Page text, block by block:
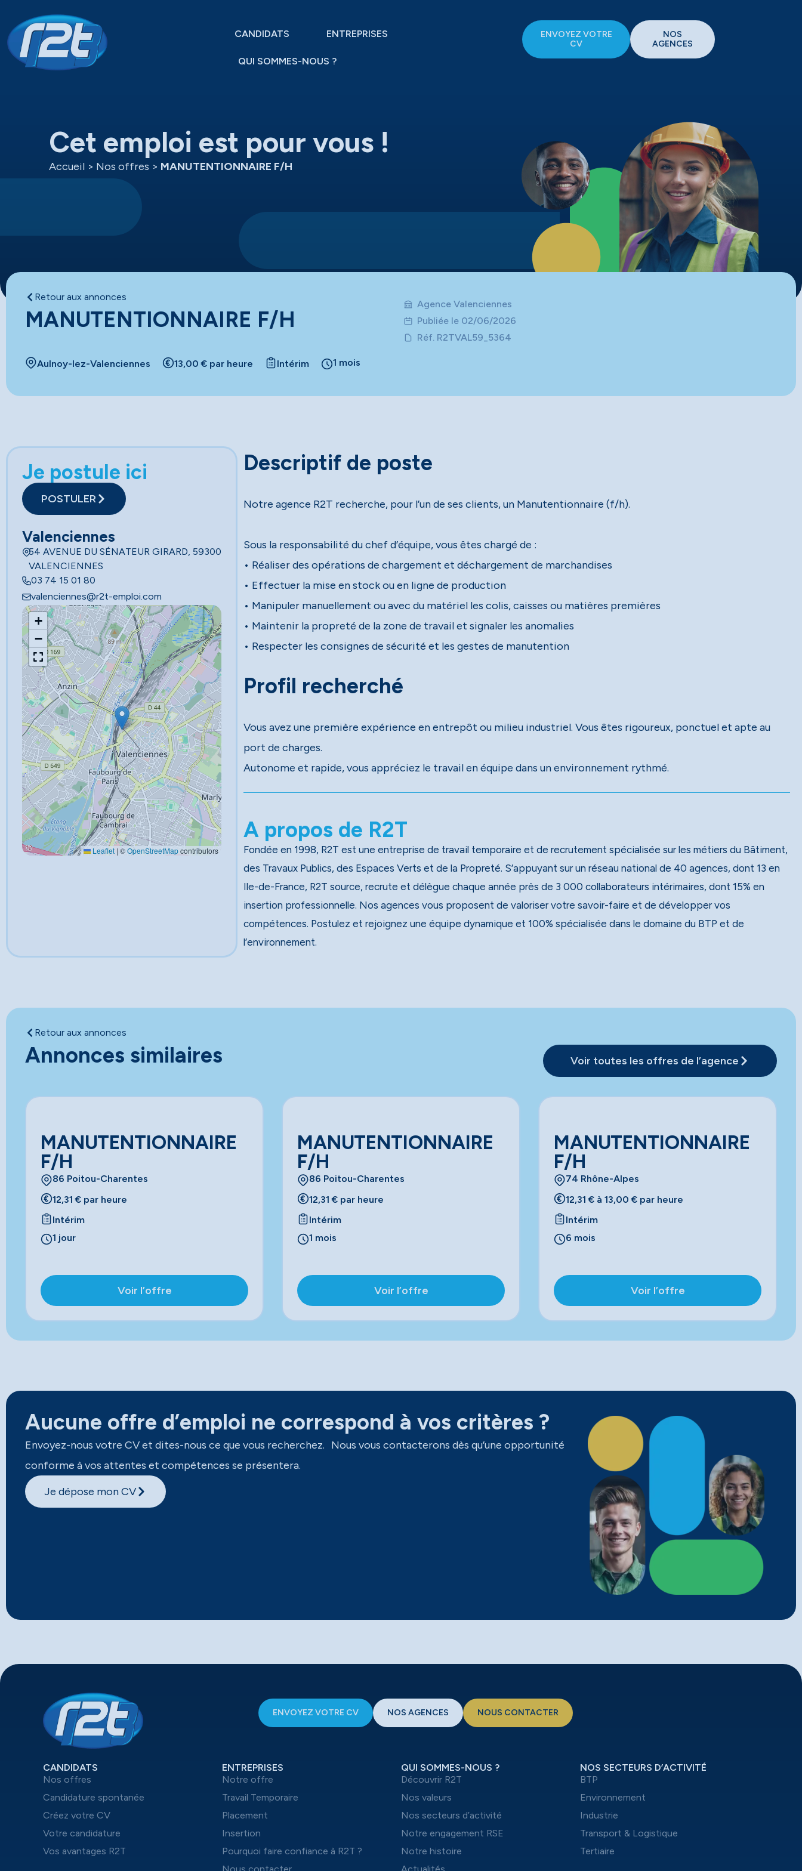
CANDIDATS ENTREPRISES
QUI SOMMES-NOUS ?
ENVOYEZ VOTRE
CV
NOS
AGENCES
Cet emploi est pour vous !
Accueil > Nos offres > MANUTENTIONNAIRE F/H
Retour aux annonces
MANUTENTIONNAIRE F/H
Agence Valenciennes
Publiée le 02/06/2026
Réf. R2TVAL59_5364
Aulnoy-lez-Valenciennes 13,00 € par heure Intérim 1 mois
Je postule ici
POSTULER
Valenciennes
54 AVENUE DU SÉNATEUR GIRARD, 59300
VALENCIENNES
03 74 15 01 80
valenciennes@r2t-emploi.com
+
−
Leaflet | ©OpenStreetMapcontributors
Descriptif de poste
Notre agence R2T recherche, pour l’un de ses clients, un Manutentionnaire (f/h).
Sous la responsabilité du chef d’équipe, vous êtes chargé de :
• Réaliser des opérations de chargement et déchargement de marchandises
• Effectuer la mise en stock ou en ligne de production
• Manipuler manuellement ou avec du matériel les colis, caisses ou matières premières
• Maintenir la propreté de la zone de travail et signaler les anomalies
• Respecter les consignes de sécurité et les gestes de manutention
Profil recherché
Vous avez une première expérience en entrepôt ou milieu industriel. Vous êtes rigoureux, ponctuel et apte au
port de charges.
Autonome et rapide, vous appréciez le travail en équipe dans un environnement rythmé.
A propos de R2T
Fondée en 1998, R2T est une entreprise de travail temporaire et de recrutement spécialisée sur les métiers du Bâtiment,
des Travaux Publics, des Espaces Verts et de la Propreté. S’appuyant sur un réseau national de 40 agences, dont 13 en
Ile-de-France, R2T source, recrute et délègue chaque année près de 3 000 collaborateurs intérimaires, dont 15% en
insertion professionnelle. Nos agences vous proposent de valoriser votre savoir-faire et de développer vos
compétences. Postulez et rejoignez une équipe dynamique et 100% spécialisée dans le domaine du BTP et de
l’environnement.
Retour aux annonces
Annonces similaires Voir toutes les offres de l’agence
MANUTENTIONNAIRE
F/H
86 Poitou-Charentes
12,31 € par heure
Intérim
1 jour
Voir l’offre
MANUTENTIONNAIRE
F/H
86 Poitou-Charentes
12,31 € par heure
Intérim
1 mois
Voir l’offre
MANUTENTIONNAIRE
F/H
74 Rhône-Alpes
12,31 € à 13,00 € par heure
Intérim
6 mois
Voir l’offre
Aucune offre d’emploi ne correspond à vos critères ?
Envoyez-nous votre CV et dites-nous ce que vous recherchez. Nous vous contacterons dès qu’une opportunité
conforme à vos attentes et compétences se présentera.
Je dépose mon CV
ENVOYEZ VOTRE CV NOS AGENCES NOUS CONTACTER
CANDIDATS
Nos offres
Candidature spontanée
Créez votre CV
Votre candidature
Vos avantages R2T
ENTREPRISES
Notre offre
Travail Temporaire
Placement
Insertion
Pourquoi faire confiance à R2T ?
QUI SOMMES-NOUS ?
Découvrir R2T
Nos valeurs
Nos secteurs d’activité
Notre engagement RSE
Notre histoire
NOS SECTEURS D’ACTIVITÉ
BTP
Environnement
Industrie
Transport & Logistique
Tertiaire